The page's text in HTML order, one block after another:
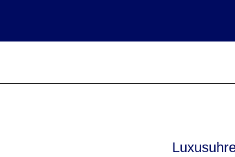
Nächster